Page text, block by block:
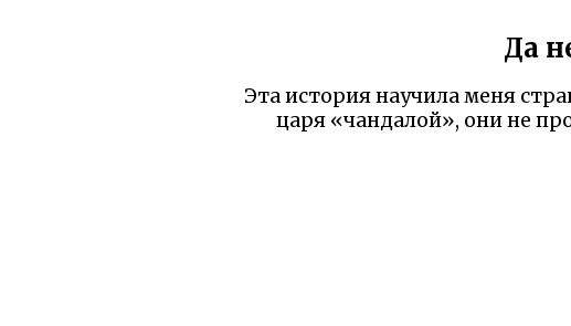
Да
Эта история научила меня
царя «чандалой», они не